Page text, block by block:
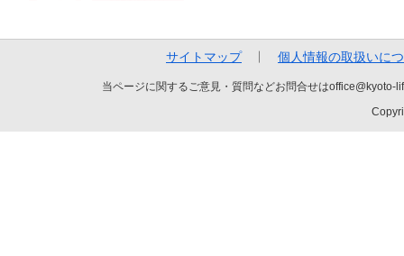
サイトマップ 個人情報の取扱いに
当ページに関するご意見・質問などお問合せは